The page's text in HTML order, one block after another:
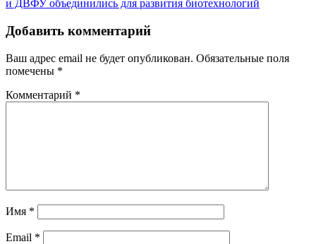
и ДВФУ объединились для развития биотехнологий
Добавить комментарий
Ваш адрес email не будет опубликован. Обязательные поля
помечены *
Комментарий *
Имя *
Email *